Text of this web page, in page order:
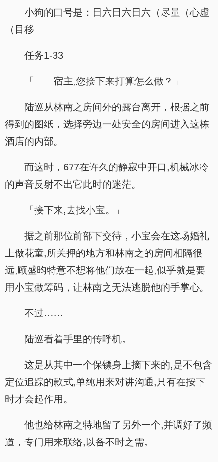
小狗的口号是：日六日六日六（尽量（心虚
（目移
任务1-33
「……宿主,您接下来打算怎么做？」
陆巡从林南之房间外的露台离开，根据之前
得到的图纸，选择旁边一处安全的房间进入这栋
酒店的内部。
而这时，677在许久的静寂中开口,机械冰冷
的声音反射不出它此时的迷茫。
「接下来,去找小宝。」
据之前那位前部下交待，小宝会在这场婚礼
上做花童,所关押的地方和林南之的房间相隔很
远,顾盛昀特意不想将他们放在一起,似乎就是要
用小宝做筹码，让林南之无法逃脱他的手掌心。
不过……
陆巡看着手里的传呼机。
这是从其中一个保镖身上摘下来的,是不包含
定位追踪的款式,单纯用来对讲沟通,只有在按下
时才会起作用。
他也给林南之特地留了另外一个,并调好了频
道，专门用来联络,以备不时之需。